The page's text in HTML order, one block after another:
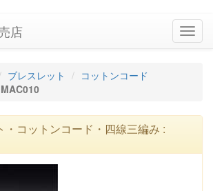
店
ブレスレット
コットンコード
MAC010
・コットンコード・四線三編み :